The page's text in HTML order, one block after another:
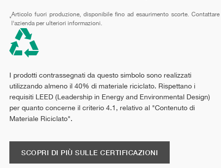
*
Articolo fuori produzione, disponibile fino ad esaurimento scorte. Contattare
l'azienda per ulteriori informazioni.
I prodotti contrassegnati da questo simbolo sono realizzati
utilizzando almeno il 40% di materiale riciclato. Rispettano i
requisiti LEED (Leadership in Energy and Environmental Design)
per quanto concerne il criterio 4.1, relativo al "Contenuto di
Materiale Riciclato".
SCOPRI DI PIÙ SULLE CERTIFICAZIONI